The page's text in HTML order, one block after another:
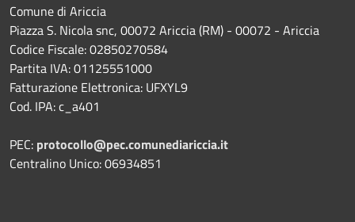
Comune di Ariccia
Piazza S. Nicola snc, 00072 Ariccia (RM) - 00072 - Ariccia
Codice Fiscale: 02850270584
Partita IVA: 01125551000
Fatturazione Elettronica: UFXYL9
Cod. IPA: c_a401
PEC: protocollo@pec.comunediariccia.it
Centralino Unico: 06934851